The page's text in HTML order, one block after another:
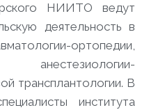
НИИТО ведут
деятельность в
ортопедии,
трансплантологии. В
института